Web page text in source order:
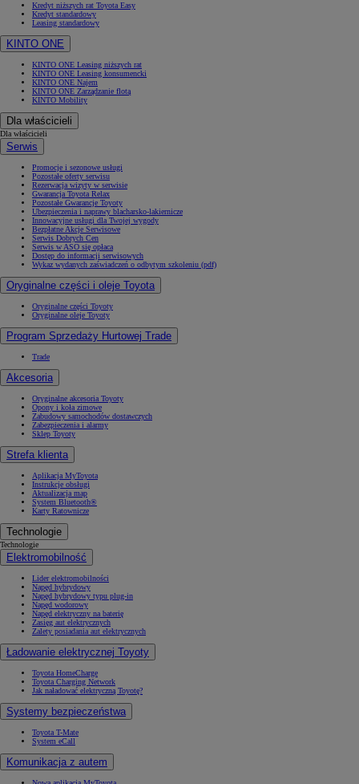
Kredyt niższych rat Toyota Easy
Kredyt standardowy
Leasing standardowy
KINTO ONE
KINTO ONE Leasing niższych rat
KINTO ONE Leasing konsumencki
KINTO ONE Najem
KINTO ONE Zarządzanie flotą
KINTO Mobility
Dla właścicieli
Dla właścicieli
Serwis
Promocje i sezonowe usługi
Pozostałe oferty serwisu
Rezerwacja wizyty w serwisie
Gwarancja Toyota Relax
Pozostałe Gwarancje Toyoty
Ubezpieczenia i naprawy blacharsko-lakiernicze
Innowacyjne usługi dla Twojej wygody
Bezpłatne Akcje Serwisowe
Serwis Dobrych Cen
Serwis w ASO się opłaca
Dostęp do informacji serwisowych
Wykaz wydanych zaświadczeń o odbytym szkoleniu (pdf)
Oryginalne części i oleje Toyota
Oryginalne części Toyoty
Oryginalne oleje Toyoty
Program Sprzedaży Hurtowej Trade
Trade
Akcesoria
Oryginalne akcesoria Toyoty
Opony i koła zimowe
Zabudowy samochodów dostawczych
Zabezpieczenia i alarmy
Sklep Toyoty
Strefa klienta
Aplikacja MyToyota
Instrukcje obsługi
Aktualizacja map
System Bluetooth®
Karty Ratownicze
Technologie
Technologie
Elektromobilność
Lider elektromobilności
Napęd hybrydowy
Napęd hybrydowy typu plug-in
Napęd wodorowy
Napęd elektryczny na baterię
Zasięg aut elektrycznych
Zalety posiadania aut elektrycznych
Ładowanie elektrycznej Toyoty
Toyota HomeCharge
Toyota Charging Network
Jak naładować elektryczną Toyotę?
Systemy bezpieczeństwa
Toyota T-Mate
System eCall
Komunikacja z autem